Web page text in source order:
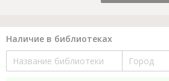
Наличие в библиотеках